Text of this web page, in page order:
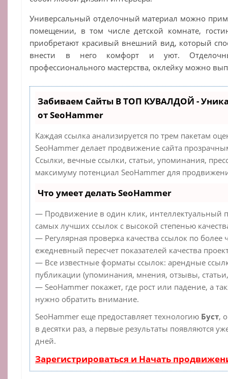
Универсальный отделочный материал можно
помещении, в том числе детской комнате,
приобретают красивый внешний вид, который
внести в него комфорт и уют.
профессионального мастерства, оклейку можно
Забиваем Сайты В ТОП КУВАЛДОЙ -
от SeoHammer
Каждая ссылка анализируется по трем пакетам
SeoHammer делает продвижение сайта
Ссылки, вечные ссылки, статьи, упоминания,
максимуму потенциал SeoHammer для
Что умеет делать SeoHammer
— Продвижение в один клик, интеллектуальный
самых лучших ссылок с высокой степенью
— Регулярная проверка качества ссылок по более
ежедневный пересчет показателей качества
— Все известные форматы ссылок: арендные
публикации (упоминания, мнения, отзывы,
— SeoHammer покажет, где рост или падение, а
нужно обратить внимание.
SeoHammer еще предоставляет технологию Буст,
в десятки раз, а первые результаты появляются
дней.
Зарегистрироваться и Начать